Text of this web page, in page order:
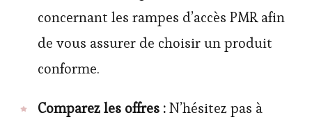
concernant les rampes d’accès PMR afin
de vous assurer de choisir un produit
conforme.
Comparez les offres :N’hésitez pas à